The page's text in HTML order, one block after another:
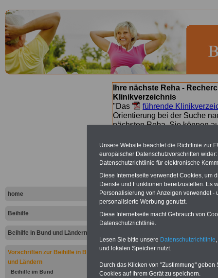
home
Beihilfe
Beihilfe in Bund und Ländern
Vorschriften zur Beihilfe in Bund
und Ländern
Beihilfe im Bund
Ihre nächste Reha -
Klinikverzeichnis
"Das
führende
Orientierung bei der Suche
nächsten Reha. Sie können
Angebote nach
Landes
Geburt
Neu aufgelegt im Juli 2025:
für 7,50 Euro zzgl. Versand
Unsere Website beachtet die Richtlinie zur
europäischer Datenschutzvorschriften
Datenschutzrichtlinie für elektronische
Diese Internetseite verwendet Cookies, um
Dienste und Funktionen bereitzustellen. Es
Personalisierung von Anzeigen verwendet
personalisierte Werbung genutzt.
Diese Internetseite macht Gebrauch von
Datenschutzrichtlinie.
Lesen Sie bitte unsere Datenschutzrichtlinie
und lokalen Speicher nutzt.
Durch das Klicken von "Zustimmung"
Cookies auf Ihrem Gerät zu speichern.